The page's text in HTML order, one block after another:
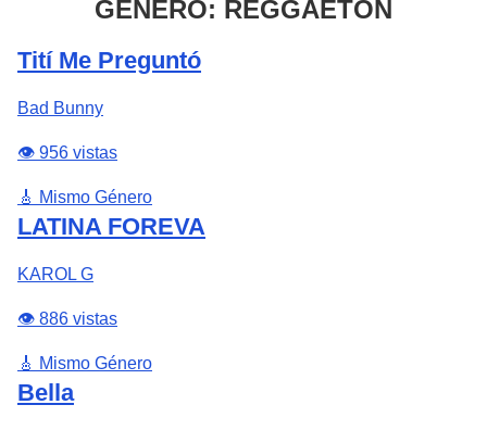
GÉNERO: REGGAETON
Tití Me Preguntó
Bad Bunny
👁️ 956 vistas
🎸 Mismo Género
LATINA FOREVA
KAROL G
👁️ 886 vistas
🎸 Mismo Género
Bella